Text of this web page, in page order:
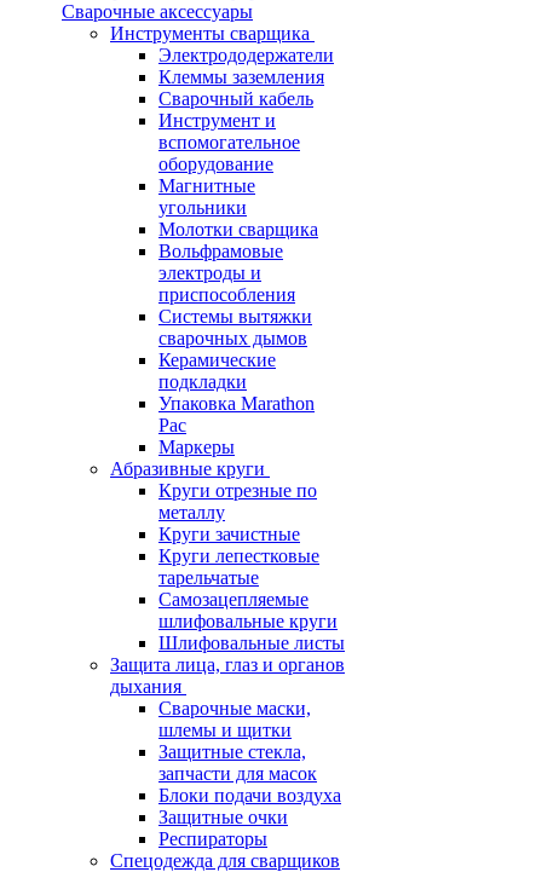
Сварочные аксессуары
Инструменты сварщика
Электрододержатели
Клеммы заземления
Сварочный кабель
Инструмент и
вспомогательное
оборудование
Магнитные
угольники
Молотки сварщика
Вольфрамовые
электроды и
приспособления
Системы вытяжки
сварочных дымов
Керамические
подкладки
Упаковка Marathon
Pac
Маркеры
Абразивные круги
Круги отрезные по
металлу
Круги зачистные
Круги лепестковые
тарельчатые
Самозацепляемые
шлифовальные круги
Шлифовальные листы
Защита лица, глаз и органов
дыхания
Сварочные маски,
шлемы и щитки
Защитные стекла,
запчасти для масок
Блоки подачи воздуха
Защитные очки
Респираторы
Спецодежда для сварщиков